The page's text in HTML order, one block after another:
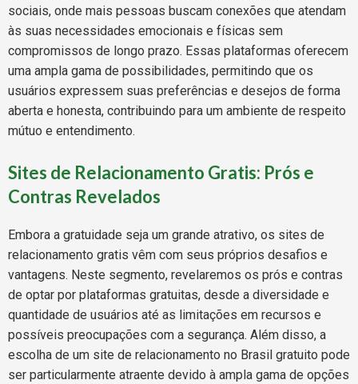
sociais, onde mais pessoas buscam conexões que atendam
às suas necessidades emocionais e físicas sem
compromissos de longo prazo. Essas plataformas oferecem
uma ampla gama de possibilidades, permitindo que os
usuários expressem suas preferências e desejos de forma
aberta e honesta, contribuindo para um ambiente de respeito
mútuo e entendimento.
Sites de Relacionamento Gratis: Prós e
Contras Revelados
Embora a gratuidade seja um grande atrativo, os sites de
relacionamento gratis vêm com seus próprios desafios e
vantagens. Neste segmento, revelaremos os prós e contras
de optar por plataformas gratuitas, desde a diversidade e
quantidade de usuários até as limitações em recursos e
possíveis preocupações com a segurança. Além disso, a
escolha de um site de relacionamento no Brasil gratuito pode
ser particularmente atraente devido à ampla gama de opções